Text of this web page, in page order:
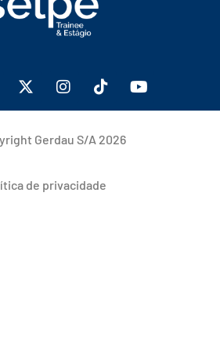
Gerdau S/A 2026
de privacidade